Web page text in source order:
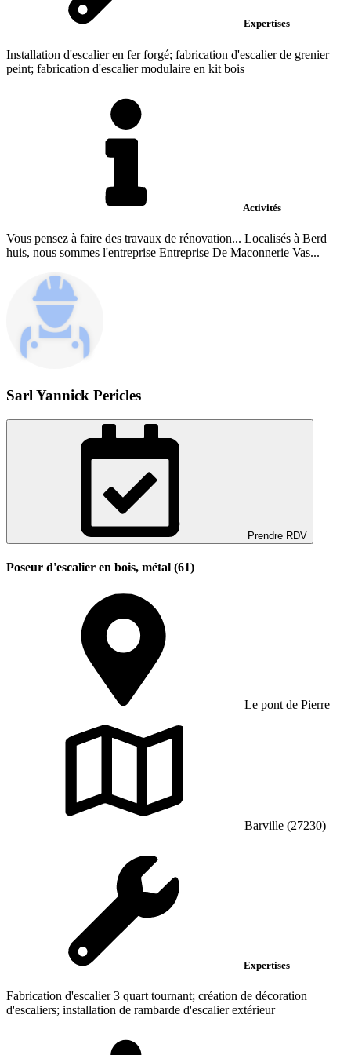
Expertises
Installation d'escalier en fer forgé; fabrication d'escalier de grenier
peint; fabrication d'escalier modulaire en kit bois
Activités
Vous pensez à faire des travaux de rénovation... Localisés à Berd
huis, nous sommes l'entreprise Entreprise De Maconnerie Vas...
Sarl Yannick Pericles
Prendre RDV
Poseur d'escalier en bois, métal (61)
Le pont de Pierre
Barville (27230)
Expertises
Fabrication d'escalier 3 quart tournant; création de décoration
d'escaliers; installation de rambarde d'escalier extérieur